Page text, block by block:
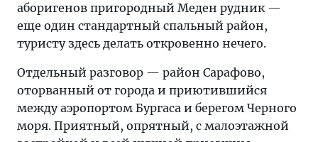
аборигенов пригородный Меден рудник —
еще один стандартный спальный район,
туристу здесь делать откровенно нечего.
Отдельный разговор — район Сарафово,
оторванный от города и приютившийся
между аэропортом Бургаса и берегом Черного
моря. Приятный, опрятный, с малоэтажной